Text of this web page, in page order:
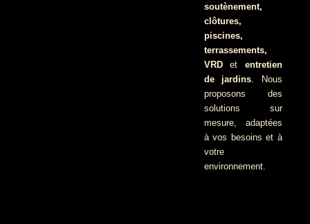
soutènement,
clôtures,
piscines,
terrassements,
VRDet entretien
de jardins . Nous
proposons des
solutions sur
mesure, adaptées
à vos besoins et à
votre
environnement.